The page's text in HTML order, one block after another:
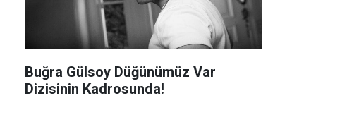
Buğra Gülsoy Düğünümüz Var
Dizisinin Kadrosunda!